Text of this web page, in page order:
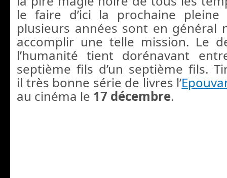
le faire d’ici la prochaine
plusieurs années sont en général
accomplir une telle mission. Le
l’humanité tient dorénavant
septième fils d’un septième fils.
il très bonne série de livres l’
au cinéma le 17 décembre.